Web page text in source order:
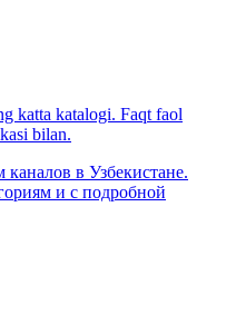
katta katalogi. Faqt faol
bilan.
в Узбекистане.
и с подробной